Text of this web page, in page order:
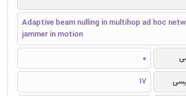
Adaptive beam nulling in multihop ad hoc
jammer in motion
0
17